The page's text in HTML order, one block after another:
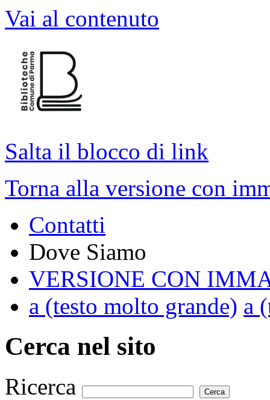
Vai al contenuto
Salta il blocco di link
Torna alla versione con
Contatti
Dove Siamo
VERSIONE CON
a (testo molto grande) a
Cerca nel sito
Ricerca